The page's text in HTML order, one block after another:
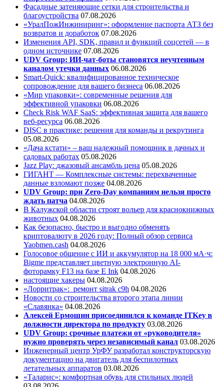
Фасадные затеняющие сетки для строительства и
благоустройства 07.08.2026
«УралПожИнжиниринг»: оформление паспорта АТЗ без
возвратов и доработок 07.08.2026
Изменения API, SDK, правил и функций соцсетей — в
одном источнике 07.08.2026
UDV Group: ИИ-чат-боты становятся неучтенным
каналом утечки данных 06.08.2026
Smart-Quick: квалифицированное техническое
сопровождение для вашего бизнеса 06.08.2026
«Мир упаковки»: современные решения для
эффективной упаковки 06.08.2026
Check Risk WAF SaaS: эффективная защита для вашего
веб-ресурса 06.08.2026
DISC в практике: решения для команды и рекрутинга
05.08.2026
«Дача кстати» – ваш надежный помощник в дачных и
садовых работах 05.08.2026
Jazz Play: джазовый ансамбль цена 05.08.2026
ГИГАНТ — Комплексные системы: перехваченные
данные взломают позже 04.08.2026
UDV Group: при Zero-Day компаниям нельзя просто
ждать патча 04.08.2026
В Калужской области строят вольер для краснокнижных
животных 04.08.2026
Как безопасно, быстро и выгодно обменять
криптовалюту в 2026 году: Полный обзор сервиса
Yaobmen.cash 04.08.2026
Голосовое общение с ИИ и аккумулятор на 18 000 мА·ч:
Bigme представляет цветную электронную AI-
фоторамку F13 на базе E Ink 04.08.2026
настоящие хакеры 04.08.2026
«Лорритрак»: ремонт sitrak c9h 04.08.2026
Новости со строительства второго этапа линии
«Славянка» 04.08.2026
Алексей Ермошин присоединился к команде ITKey в
должности директора по продукту 03.08.2026
UDV Group: срочные платежи от «руководителя»
нужно проверять через независимый канал 03.08.2026
Инженерный центр УрФУ разработал конструкторскую
документацию на двигатель для беспилотных
летательных аппаратов 03.08.2026
«Таларис»: комфортная обувь для стильных людей